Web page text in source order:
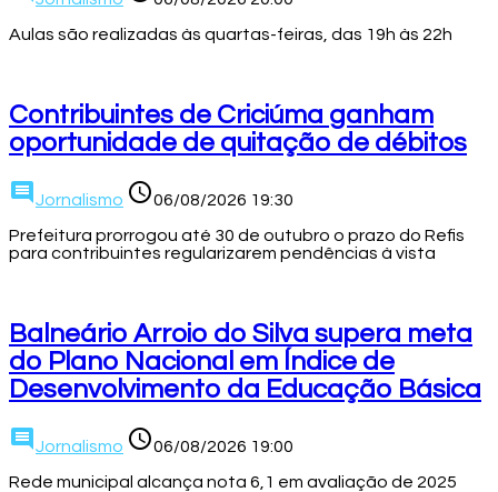
Aulas são realizadas às quartas-feiras, das 19h às 22h
Contribuintes de Criciúma ganham
oportunidade de quitação de débitos
comment Jornalismo access_time06/08/2026 19:30
Prefeitura prorrogou até 30 de outubro o prazo do Refis
para contribuintes regularizarem pendências à vista
Balneário Arroio do Silva supera meta
do Plano Nacional em Índice de
Desenvolvimento da Educação Básica
comment Jornalismo access_time06/08/2026 19:00
Rede municipal alcança nota 6,1 em avaliação de 2025